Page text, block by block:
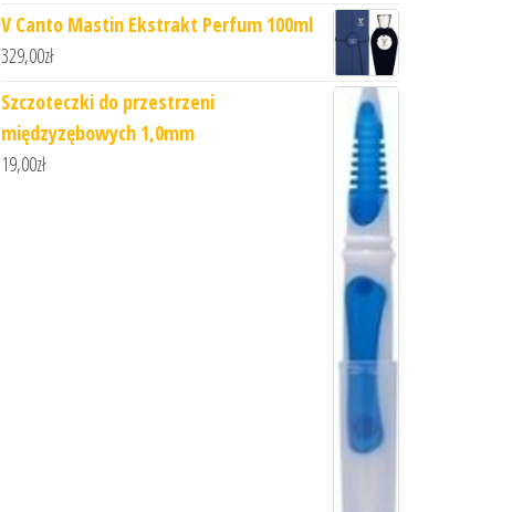
V Canto Mastin Ekstrakt Perfum 100ml
329,00zł
Szczoteczki do przestrzeni
międzyzębowych 1,0mm
19,00zł